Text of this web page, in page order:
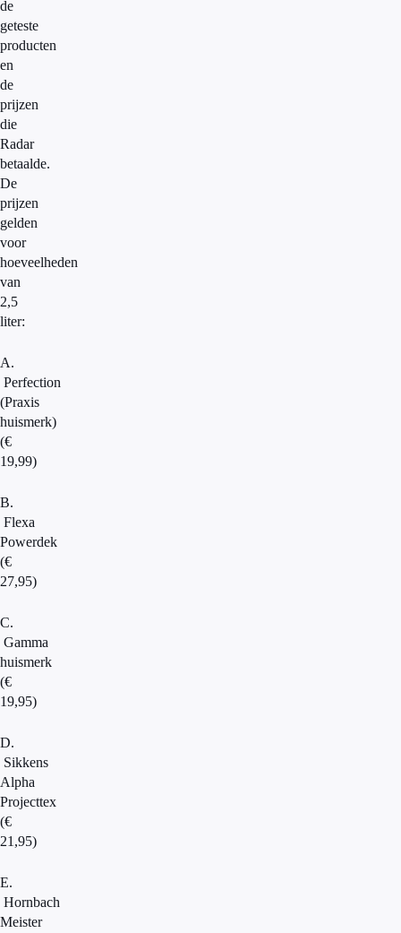
de
geteste
producten
en
de
prijzen
die
Radar
betaalde.
De
prijzen
gelden
voor
hoeveelheden
van
2,5
liter:
A.
Perfection
(Praxis
huismerk)
(€
19,99)
B.
Flexa
Powerdek
(€
27,95)
C.
Gamma
huismerk
(€
19,95)
D.
Sikkens
Alpha
Projecttex
(€
21,95)
E.
Hornbach
Meister